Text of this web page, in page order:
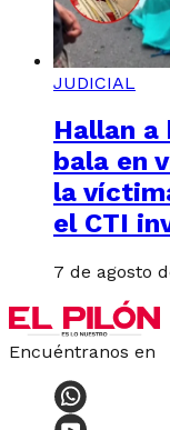
JUDICIAL
Hallan a
bala en
la
el CTI
7 de agosto
Encuéntranos en